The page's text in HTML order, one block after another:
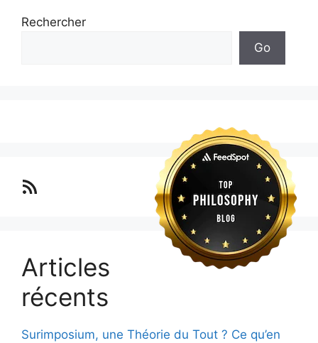
Rechercher
Go
Lo blog Surimposium
Articles
récents
Surimposium, une Théorie du Tout ? Ce qu’en